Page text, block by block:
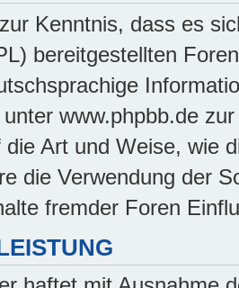
Kenntnis, dass es
bereitgestellten
www.phpbb.de
die Art und Weise, wie
die Verwendung der
fremder Foren